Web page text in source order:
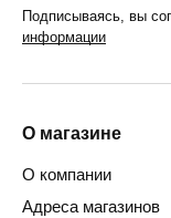
Подписываясь, вы
информации
О магазине
О компании
Адреса магазинов